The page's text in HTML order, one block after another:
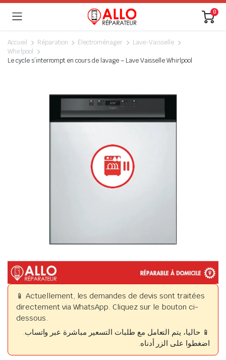
0
Accueil Réparation Électroménager
Lave-Vaisselle
Whirlpool
Le cycle s’interrompt en cours de lavage – Lave Vaisselle Whirlpool
📱 Actuellement, les demandes de devis sont traitées
directement via WhatsApp. Cliquez sur le bouton ci-
dessous.
📱 حاليا، يتم التعامل مع طلبات التسعير مباشرة عبر واتساب.
اضغطوا على الزر أدناه.